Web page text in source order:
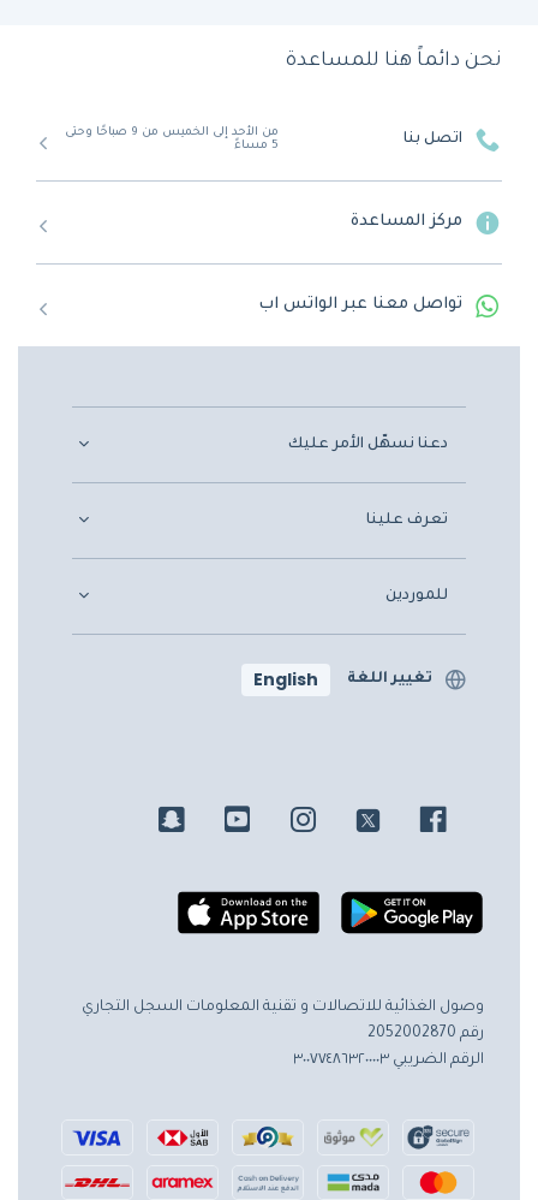
نحن دائماً هنا للمساعدة
اتصل بنا
من الأحد إلى الخميس من 9 صباحًا وحتى
5 مساءً
مركز المساعدة
تواصل معنا عبر الواتس اب
دعنا نسهّل الأمر عليك
تعرف علينا
للموردين
تغيير اللغة English
وصول الغذائية للاتصالات و تقنية المعلومات السجل التجاري
رقم 2052002870
الرقم الضريبي ٣٠٠٧٧٤٨٦٣٢٠٠٠٠٣